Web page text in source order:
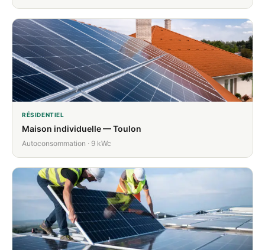
RÉSIDENTIEL
Maison individuelle — Toulon
Autoconsommation · 9 kWc